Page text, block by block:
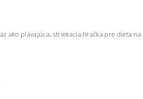
ako plávajúca, striekacia hračka pre dieťa